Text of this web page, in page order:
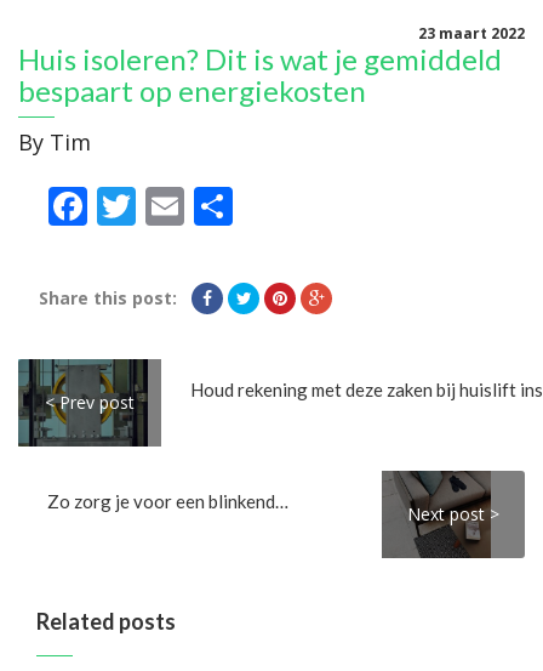
23 maart 2022
Huis isoleren? Dit is wat je gemiddeld
bespaart op energiekosten
By Tim
Facebook
Twitter
EmailDelen
Share this post:
< Prev post
Zo zorg je voor een blinkend schone natuursteen vloer
Next post >
Related posts